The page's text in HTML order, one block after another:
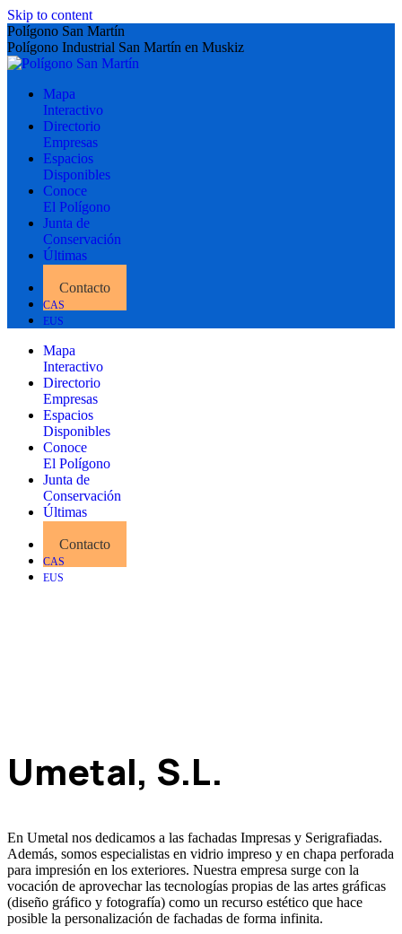
Skip to content
Polígono San Martín
Polígono Industrial San Martín en Muskiz
Mapa
Interactivo
Directorio
Empresas
Espacios
Disponibles
Conoce
El Polígono
Junta de
Conservación
Últimas
Contacto
CAS
EUS
Mapa
Interactivo
Directorio
Empresas
Espacios
Disponibles
Conoce
El Polígono
Junta de
Conservación
Últimas
Contacto
CAS
EUS
Umetal, S.L.
En Umetal nos dedicamos a las fachadas Impresas y Serigrafiadas.
Además, somos especialistas en vidrio impreso y en chapa perforada
para impresión en los exteriores. Nuestra empresa surge con la
vocación de aprovechar las tecnologías propias de las artes gráficas
(diseño gráfico y fotografía) como un recurso estético que hace
posible la personalización de fachadas de forma infinita.